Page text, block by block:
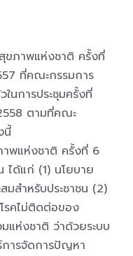
พแห่งชาติ ครั้งที่
ที่คณะกรรมการ
นการประชุมครั้งที่
ตามที่คณะ
นี้
งชาติ ครั้งที่ 6
ได้แก่ (1) นโยบาย
มสำหรับประชาชน (2)
รคไม่ติดต่อของ
แห่งชาติ ว่าด้วยระบบ
ารจัดการปัญหา